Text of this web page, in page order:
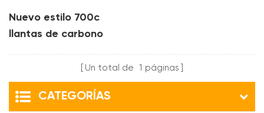
Nuevo estilo 700c
llantas de carbono
de línea ondulada de
58 mm de profundidad
Un total de 1 páginas
CATEGORÍAS